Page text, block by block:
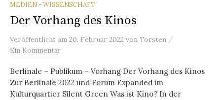
MEDIEN - WISSENSCHAFT
Der Vorhang des Kinos
Veröffentlicht am 20. Februar 2022 von Torsten /
Ein Kommentar
Berlinale – Publikum – Vorhang Der Vorhang des Kinos
Zur Berlinale 2022 und Forum Expanded im
Kulturquartier Silent Green Was ist Kino? In der